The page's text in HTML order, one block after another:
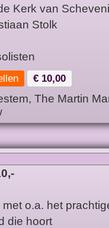
Kerk van
Stolk
€ 10,00
The Martin
o.a. het
die hoort